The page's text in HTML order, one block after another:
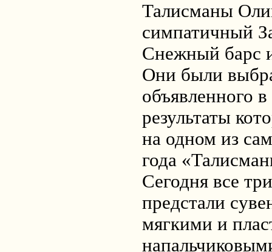
Талисманы
симпатичный
Снежный барс
Они были
объявленного
результаты
на одном из
года «
Сегодня все
предстали
мягкими и